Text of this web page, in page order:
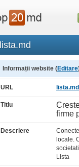
lista.md
Informații website (Editare
URL lista.md
Titlu
firme
Descriere
locale.
Lista